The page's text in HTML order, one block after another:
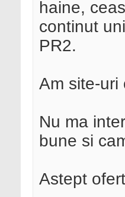
haine,
continut
PR2.
Am site-uri
Nu ma
bune si
Astept